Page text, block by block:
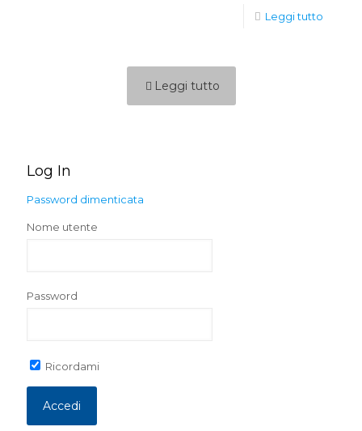
Leggi tutto
Leggi tutto
Log In
Password dimenticata
Nome utente
Password
Ricordami